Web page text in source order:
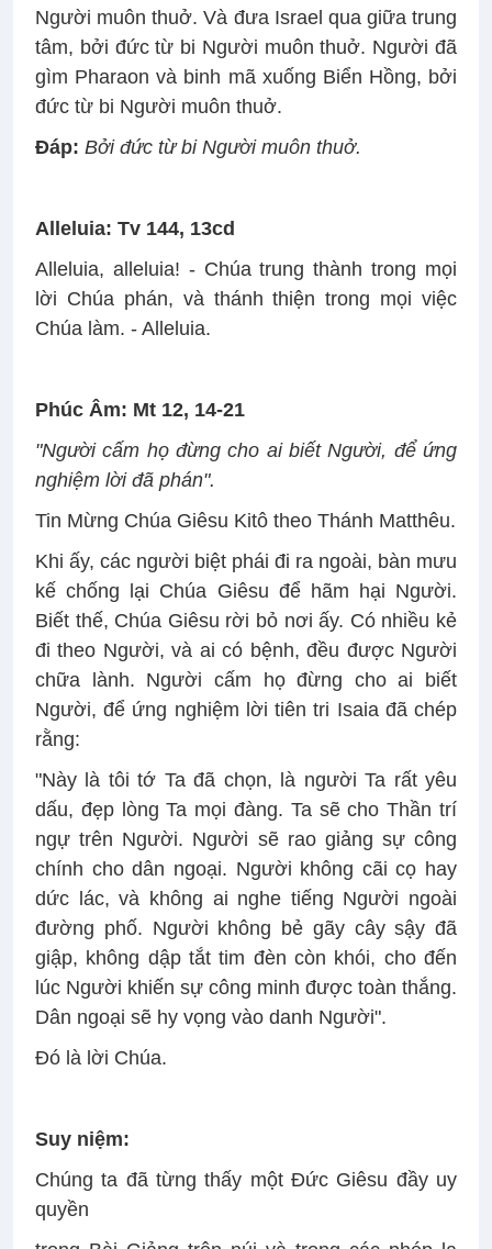
Người muôn thuở. Và đưa Israel qua giữa trung
tâm, bởi đức từ bi Người muôn thuở. Người đã
gìm Pharaon và binh mã xuống Biển Hồng, bởi
đức từ bi Người muôn thuở.
Ðáp: Bởi đức từ bi Người muôn thuở.
Alleluia: Tv 144, 13cd
Alleluia, alleluia! - Chúa trung thành trong mọi
lời Chúa phán, và thánh thiện trong mọi việc
Chúa làm. - Alleluia.
Phúc Âm: Mt 12, 14-21
"Người cấm họ đừng cho ai biết Người, để ứng
nghiệm lời đã phán".
Tin Mừng Chúa Giêsu Kitô theo Thánh Matthêu.
Khi ấy, các người biệt phái đi ra ngoài, bàn mưu
kế chống lại Chúa Giêsu để hãm hại Người.
Biết thế, Chúa Giêsu rời bỏ nơi ấy. Có nhiều kẻ
đi theo Người, và ai có bệnh, đều được Người
chữa lành. Người cấm họ đừng cho ai biết
Người, để ứng nghiệm lời tiên tri Isaia đã chép
rằng:
"Này là tôi tớ Ta đã chọn, là người Ta rất yêu
dấu, đẹp lòng Ta mọi đàng. Ta sẽ cho Thần trí
ngự trên Người. Người sẽ rao giảng sự công
chính cho dân ngoại. Người không cãi cọ hay
dức lác, và không ai nghe tiếng Người ngoài
đường phố. Người không bẻ gãy cây sậy đã
giập, không dập tắt tim đèn còn khói, cho đến
lúc Người khiến sự công minh được toàn thắng.
Dân ngoại sẽ hy vọng vào danh Người".
Ðó là lời Chúa.
Suy niệm:
Chúng ta đã từng thấy một Đức Giêsu đầy uy
quyền